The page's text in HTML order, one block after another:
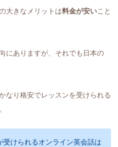
大きなメリットは料金が安いこと
にありますが、それでも日本の
なり格安でレッスンを受けられる
受けられるオンライン英会話は